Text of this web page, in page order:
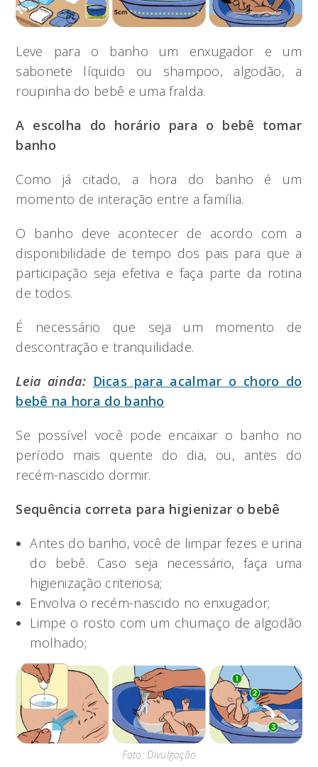
Leve para o banho um enxugador e um
sabonete líquido ou shampoo, algodão, a
roupinha do bebê e uma fralda.
A escolha do horário para o bebê tomar
banho
Como já citado, a hora do banho é um
momento de interação entre a família.
O banho deve acontecer de acordo com a
disponibilidade de tempo dos pais para que a
participação seja efetiva e faça parte da rotina
de todos.
É necessário que seja um momento de
descontração e tranquilidade.
Leia ainda: Dicas para acalmar o choro do
bebê na hora do banho
Se possível você pode encaixar o banho no
período mais quente do dia, ou, antes do
recém-nascido dormir.
Sequência correta para higienizar o bebê
Antes do banho, você de limpar fezes e urina
do bebê. Caso seja necessário, faça uma
higienização criteriosa;
Envolva o recém-nascido no enxugador;
Limpe o rosto com um chumaço de algodão
molhado;
Foto: Divulgação